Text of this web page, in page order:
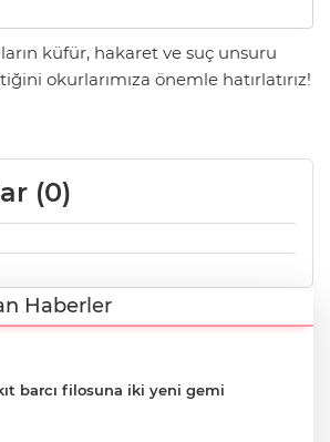
küfür, hakaret ve suç unsuru
okurlarımıza önemle hatırlatırız!
(0)
Haberler
barcı filosuna iki yeni gemi